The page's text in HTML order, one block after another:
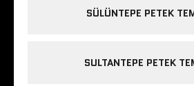
SÜLÜNTEPE PETEK
SULTANTEPE PETEK